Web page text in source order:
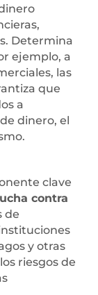
Determina
ejemplo, a
las
que
a
dinero, el
clave
contra
de
y otras
riesgos de